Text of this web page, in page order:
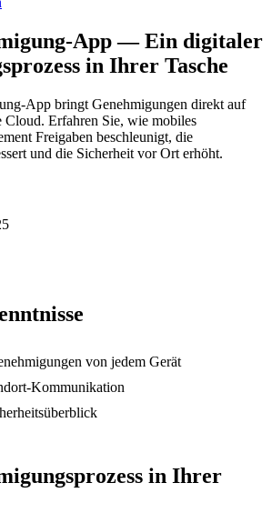
App — Ein digitaler
in Ihrer Tasche
App bringt Genehmigungen direkt auf
Erfahren Sie, wie mobiles
Freigaben beschleunigt, die
und die Sicherheit vor Ort erhöht.
von jedem Gerät
Kommunikation
in Ihrer